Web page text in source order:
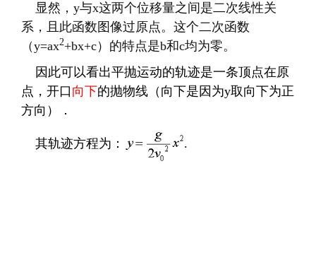
显然， y与x这两个位移量之间是二次线性关
系，且此函数图像过原点。这个二次函数
（y=ax2+bx+c）的特点是b和c均为零。
因此可以看出平抛运动的轨迹是一条顶点在原
点，开口 向下的抛物线（向下是因为y取向下为正
方向）．
其轨迹方程为： .